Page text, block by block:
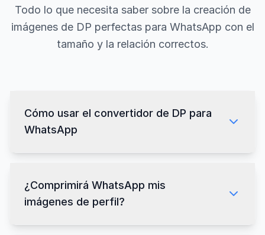
Todo lo que necesita saber sobre la creación de
imágenes de DP perfectas para WhatsApp con el
tamaño y la relación correctos.
Cómo usar el convertidor de DP para
WhatsApp
¿Comprimirá WhatsApp mis
imágenes de perfil?